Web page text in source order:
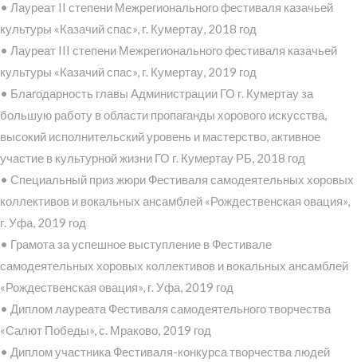
• Лауреат II степени Межрегионального фестиваля казачьей
культуры «Казачий спас», г. Кумертау, 2018 год
• Лауреат III степени Межрегионального фестиваля казачьей
культуры «Казачий спас», г. Кумертау, 2019 год
• Благодарность главы Администрации ГО г. Кумертау за
большую работу в области пропаганды хорового искусства,
высокий исполнительский уровень и мастерство, активное
участие в культурной жизни ГО г. Кумертау РБ, 2018 год
• Специальный приз жюри Фестиваля самодеятельных хоровых
коллективов и вокальных ансамблей «Рождественская овация»,
г. Уфа, 2019 год
• Грамота за успешное выступление в Фестивале
самодеятельных хоровых коллективов и вокальных ансамблей
«Рождественская овация», г. Уфа, 2019 год
• Диплом лауреата Фестиваля самодеятельного творчества
«Салют Победы», с. Мраково, 2019 год
• Диплом участника Фестиваля-конкурса творчества людей